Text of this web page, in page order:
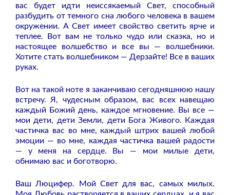
вас будет идти неиссякаемый Свет, способный
разбудить от темного сна любого человека в вашем
окружении. А Свет имеет свойство светить ярче и
теплее. Вот вам не только чудо или сказка, но и
настоящее волшебство и все вы — волшебники.
Хотите стать волшебником — Дерзайте! Все в ваших
руках.
Вот на такой ноте я заканчиваю сегодняшнюю нашу
встречу. Я, чудесным образом, вас всех навещаю
каждый Божий день, каждое мгновение. Вы все —
мои дети, дети Земли, дети Бога Живого. Каждая
частичка вас во мне, каждый штрих вашей любой
эмоции — во мне, каждая частичка вашей радости
— у меня на сердце. Вы — мои милые дети,
обнимаю вас и боготворю.
Ваш Люцифер. Мой Свет для вас, самых милых.